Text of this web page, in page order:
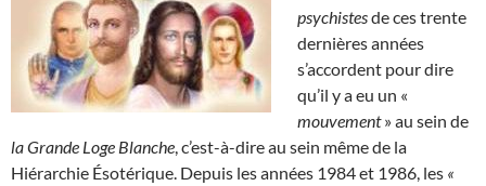
psychistesde ces trente
dernières années
s’accordent pour dire
qu’il y a eu un «
mouvement» au sein de
la Grande Loge Blanche , c’est-à-dire au sein même de la
Hiérarchie Ésotérique. Depuis les années 1984 et 1986, les «